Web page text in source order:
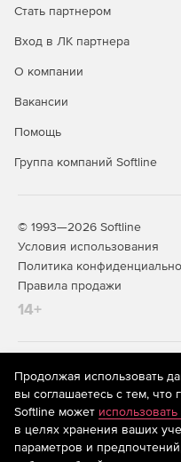
хранения и
во внутреннюю сеть
Gateway
случаи, когда Serv-U
Стать партнером
Вход в ЛК партнера
О компании
Вакансии
Помощь
Группа компаний Softline
© 1993—2026 Softline
Условия использования
Политика
Правила продажи
14+
На информационном
рекомендательные
предоставления
систематизации и анализа
предпочтениям
находящихся на
Продолжая использовать
вы соглашаетесь с тем, что
Softline может
в целях хранения ваших
параметров и